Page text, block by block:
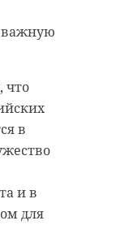
важную
что
в
и в
для